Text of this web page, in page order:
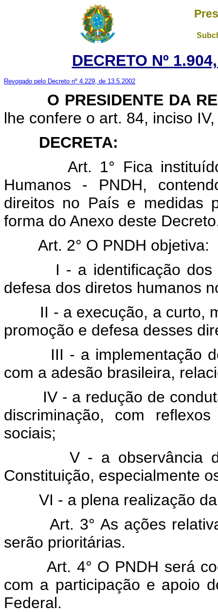
DECRETO Nº
Revogado pelo Decreto nº 4.229, de 13.5.2002
O PRESIDENTE DA
lhe confere o art. 84, inciso
DECRETA:
Art. 1° Fica instituído o
Humanos - PNDH,
direitos no País e medidas
forma do Anexo deste
Art. 2° O PNDH objetiva:
I - a identificação dos
defesa dos diretos humanos
II - a execução, a curto,
promoção e defesa desses
III - a implementação de
com a adesão brasileira,
IV - a redução de
discriminação, com
sociais;
V - a observância dos
Constituição, especialmente
VI - a plena realização da
Art. 3° As ações
serão prioritárias.
Art. 4° O PNDH será
com a participação e apoio
Federal.